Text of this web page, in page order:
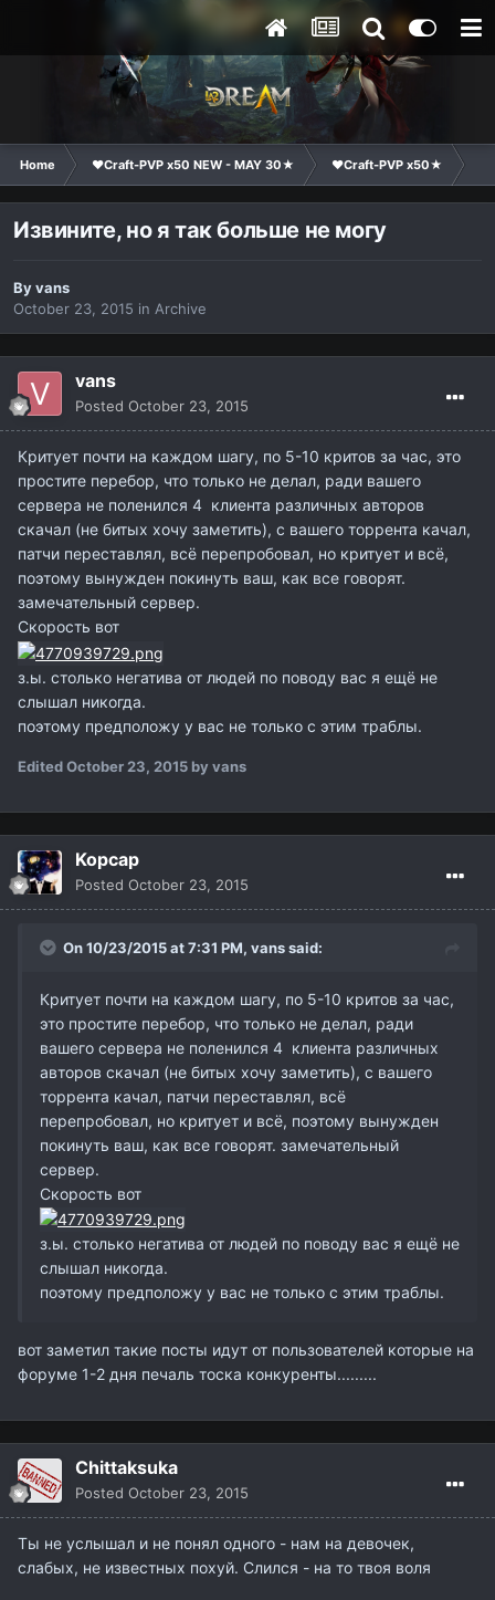
Home ❤Craft-PVP x50 NEW - MAY 30★ ❤Craft-PVP x50★
Извините, но я так больше не могу
Byvans
October 23, 2015 in Archive
vans
Posted October 23, 2015
Критует почти на каждом шагу, по 5-10 критов за час, это
простите перебор, что только не делал, ради вашего
сервера не поленился 4 клиента различных авторов
скачал (не битых хочу заметить), с вашего торрента качал,
патчи переставлял, всё перепробовал, но критует и всё,
поэтому вынужден покинуть ваш, как все говорят.
замечательный сервер.
Скорость вот
з.ы. столько негатива от людей по поводу вас я ещё не
слышал никогда.
поэтому предположу у вас не только с этим траблы.
EditedOctober 23, 2015 by vans
Kopcap
Posted October 23, 2015
On 10/23/2015 at 7:31 PM, vanssaid:
Критует почти на каждом шагу, по 5-10 критов за час,
это простите перебор, что только не делал, ради
вашего сервера не поленился 4 клиента различных
авторов скачал (не битых хочу заметить), с вашего
торрента качал, патчи переставлял, всё
перепробовал, но критует и всё, поэтому вынужден
покинуть ваш, как все говорят. замечательный
сервер.
Скорость вот
з.ы. столько негатива от людей по поводу вас я ещё не
слышал никогда.
поэтому предположу у вас не только с этим траблы.
вот заметил такие посты идут от пользователей которые на
форуме 1-2 дня печаль тоска конкуренты.........
Chittaksuka
Posted October 23, 2015
Ты не услышал и не понял одного - нам на девочек,
слабых, не известных похуй. Слился - на то твоя воля